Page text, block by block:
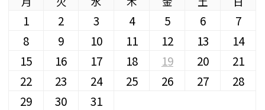
1 2 3 4 5 6
7
8
9 10 11 12 13
14
15
16 17 18 19 20
21
22
23 24 25 26 27
28
29
30 31